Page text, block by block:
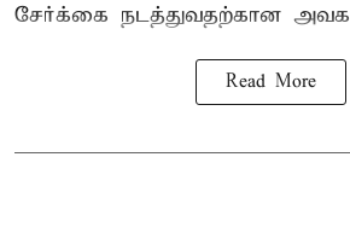
சேர்க்கை நடத்துவதற்கான
Read More